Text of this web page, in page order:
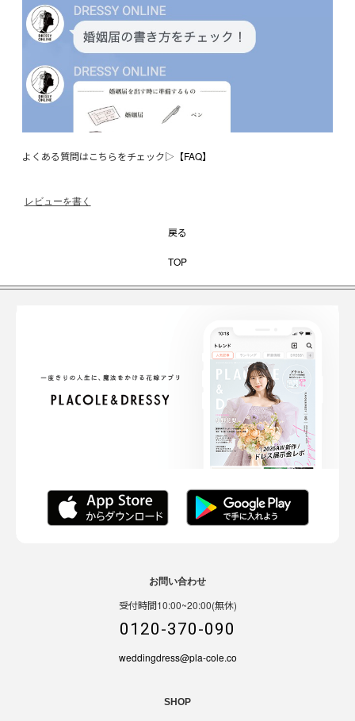
よくある質問はこちらをチェック▷ 【FAQ】
レビューを書く
戻る
TOP
お問い合わせ
受付時間10:00~20:00(無休)
0120-370-090
weddingdress@pla-cole.co
SHOP